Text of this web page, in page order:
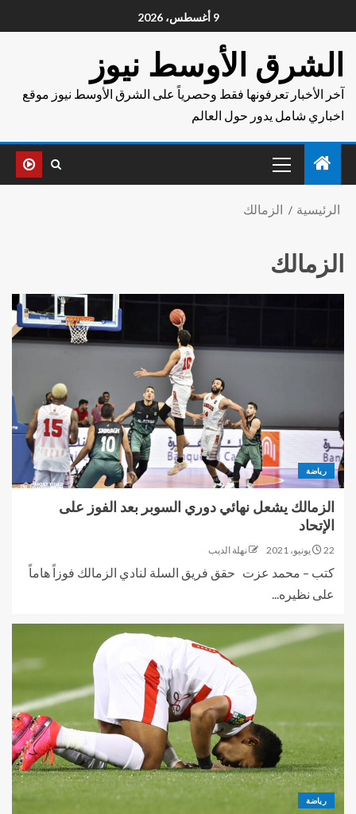
9 أغسطس، 2026
الشرق الأوسط نيوز
آخر الأخبار تعرفونها فقط وحصرياً على الشرق الأوسط نيوز موقع
اخباري شامل يدور حول العالم
الرئيسية الزمالك
الزمالك
رياضة
الزمالك يشعل نهائي دوري السوبر بعد الفوز على
الإتحاد
22 يونيو، 2021 نهلة الديب
كتب – محمد عزت حقق فريق السلة لنادي الزمالك فوزاً هاماً
على نظيره...
رياضة